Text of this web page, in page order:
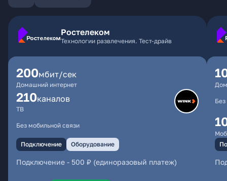
Ростелеком
Технологии развлечения. Тест-драйв
200мбит/сек
Домашний интернет
210каналов
ТВ
Без мобильной связи
Подключение Оборудование
Подключение - 500 ₽ (единоразовый платеж)